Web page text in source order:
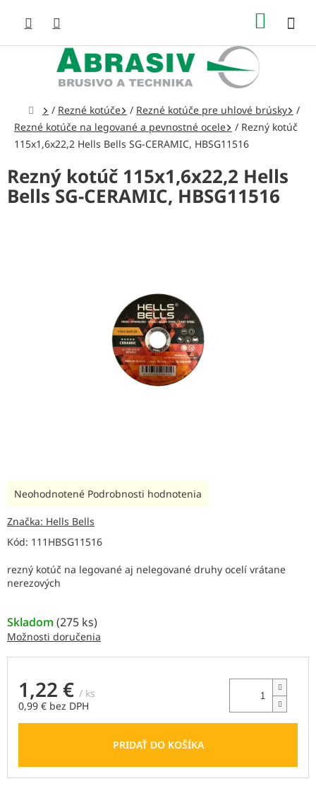
obsah
Domov
/ Rezné kotúče / Rezné kotúče pre uhlové brúsky
/
Rezné kotúče na legované a pevnostné ocele
/ Rezný kotúč
115x1,6x22,2 Hells Bells SG-CERAMIC, HBSG11516
Rezný kotúč 115x1,6x22,2 Hells
Bells SG-CERAMIC, HBSG11516
Kód: 111HBSG11516
Skladom (275 ks)
Možnosti doručenia
1,22 € / ks
0,99 € bez DPH
Jednotková
PRIDAŤ DO KOŠÍKA
rezný kotúč na legované aj nelegované druhy ocelí vrátane
nerezových
Priemerné
produktu
0,0
5
hviezdičiek.
Neohodnotené Podrobnosti hodnotenia
Značka: Hells Bells